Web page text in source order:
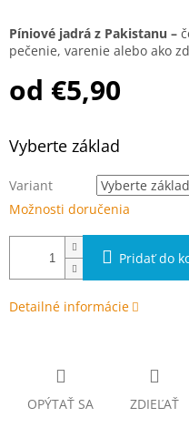
od €5,90
Vyberte základ
Variant
Možnosti doručenia
Pridať do
Píniové jadrá z Pakistanu –
pečenie, varenie alebo ako
Detailné informácie
OPÝTAŤ SA ZDIEĽAŤ